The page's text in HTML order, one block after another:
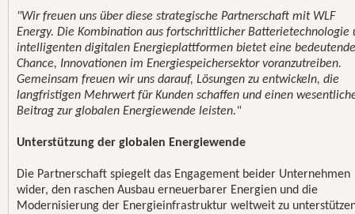
"Wir freuen uns über diese strategische Partnerschaft mit WLF
Energy. Die Kombination aus fortschrittlicher Batterietechnologie
intelligenten digitalen Energieplattformen bietet eine bedeutende
Chance, Innovationen im Energiespeichersektor voranzutreiben.
Gemeinsam freuen wir uns darauf, Lösungen zu entwickeln, die
langfristigen Mehrwert für Kunden schaffen und einen
Beitrag zur globalen Energiewende leisten."
Unterstützung der globalen Energiewende
Die Partnerschaft spiegelt das Engagement beider Unternehmen
wider, den raschen Ausbau erneuerbarer Energien und die
Modernisierung der Energieinfrastruktur weltweit zu